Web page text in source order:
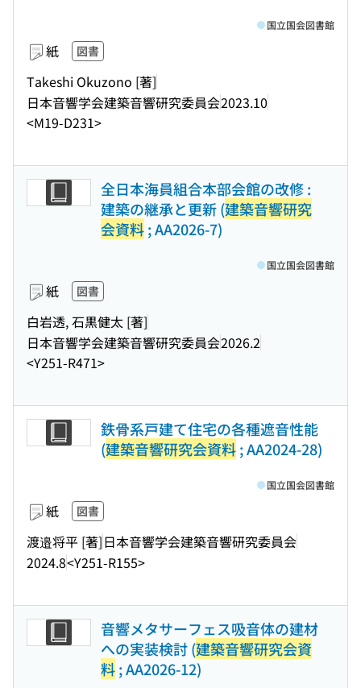
紙 図書
Takeshi Okuzono [著]
日本音響学会建築音響研究委員会2023.10
<M19-D231>
国立国会図書館
全日本海員組合本部会館の改修 :
建築の継承と更新 (建築音響研究
会資料; AA2026-7)
紙 図書
白岩透, 石黒健太 [著]
日本音響学会建築音響研究委員会2026.2
<Y251-R471>
国立国会図書館
鉄骨系戸建て住宅の各種遮音性能
(建築音響研究会資料; AA2024-28)
紙 図書
渡邉将平 [著]日本音響学会建築音響研究委員会
2024.8<Y251-R155>
国立国会図書館
音響メタサーフェス吸音体の建材
への実装検討 (建築音響研究会資
料; AA2026-12)